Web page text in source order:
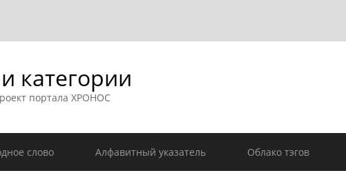
категории
портала ХРОНОС
слово Алфавитный указатель Облако тэгов